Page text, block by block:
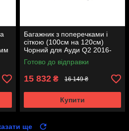
Багажник з поперечками і
сіткою (100см на 120см)
Чорний для Ауди Q2 2016-
рр
Готово до відправки
15 832 ₴ 16 149 ₴
Купити
ще